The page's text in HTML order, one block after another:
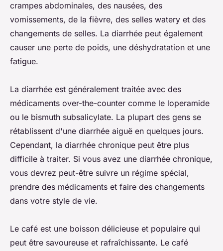
crampes abdominales, des nausées, des
vomissements, de la fièvre, des selles watery et des
changements de selles. La diarrhée peut également
causer une perte de poids, une déshydratation et une
fatigue.
La diarrhée est généralement traitée avec des
médicaments over-the-counter comme le loperamide
ou le bismuth subsalicylate. La plupart des gens se
rétablissent d'une diarrhée aiguë en quelques jours.
Cependant, la diarrhée chronique peut être plus
difficile à traiter. Si vous avez une diarrhée chronique,
vous devrez peut-être suivre un régime spécial,
prendre des médicaments et faire des changements
dans votre style de vie.
Le café est une boisson délicieuse et populaire qui
peut être savoureuse et rafraîchissante. Le café